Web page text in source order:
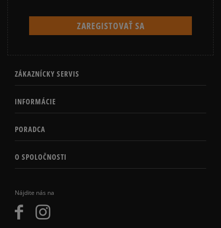
Nájdite nás na
ZÁKAZNÍCKY SERVIS
INFORMÁCIE
PORADCA
O SPOLOČNOSTI